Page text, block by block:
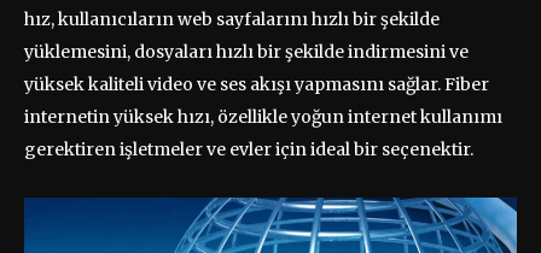
hız, kullanıcıların web sayfalarını hızlı bir şekilde
yüklemesini, dosyaları hızlı bir şekilde indirmesini ve
yüksek kaliteli video ve ses akışı yapmasını sağlar. Fiber
internetin yüksek hızı, özellikle yoğun internet kullanımı
gerektiren işletmeler ve evler için ideal bir seçenektir.